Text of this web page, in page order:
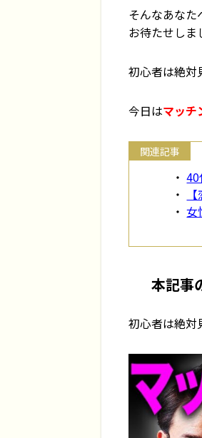
そんなあなた
お待たせしま
初心者は絶対
今日はマッチ
女
本記事
初心者は絶対